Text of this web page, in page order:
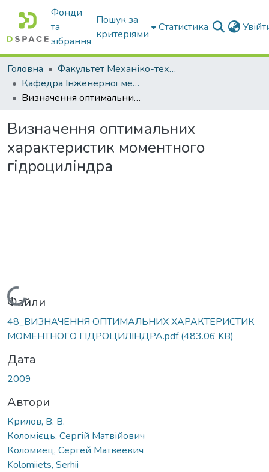
Фонди
та
зібрання
Пошук за
критеріями
Статистика
Головна
Факультет Механіко-технологічний
Кафедра Інженерної механіки та комп'ютерного проектування
Визначення оптимальних характеристик моментного гідроциліндра
Визначення оптимальних
характеристик моментного
гідроциліндра
Вантажиться...
Файли
48_ВИЗНАЧЕННЯ ОПТИМАЛЬНИХ ХАРАКТЕРИСТИК
МОМЕНТНОГО ГІДРОЦИЛІНДРА.pdf(483.06 KB)
Дата
2009
Автори
Крилов, В. В.
Коломієць, Сергій Матвійович
Коломиец, Сергей Матвеевич
Kolomiiets, Serhii